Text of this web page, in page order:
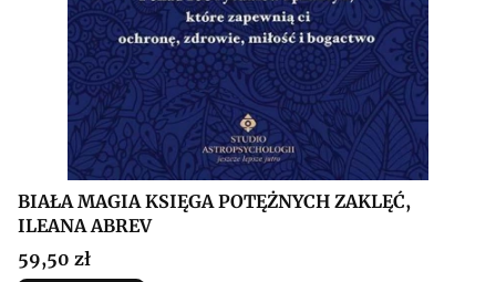
BIAŁA MAGIA KSIĘGA POTĘŻNYCH ZAKLĘĆ,
ILEANA ABREV
Cena
59,50 zł